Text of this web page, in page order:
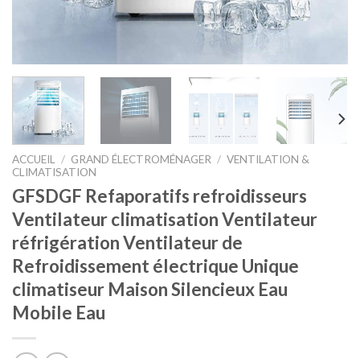
ACCUEIL / GRAND ÉLECTROMÉNAGER / VENTILATION &
CLIMATISATION
GFSDGF Refaporatifs refroidisseurs
Ventilateur climatisation Ventilateur
réfrigération Ventilateur de
Refroidissement électrique Unique
climatiseur Maison Silencieux Eau
Mobile Eau